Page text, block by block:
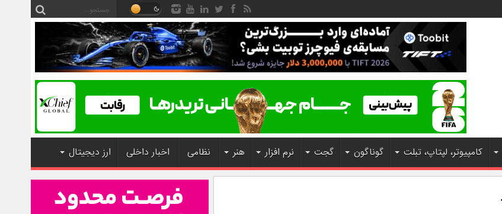
کامپیوتر، لپتاپ، تبلت گوناگون گجت نرم افزار هنر نظامی اخبار داخلی ارز دیجیتال